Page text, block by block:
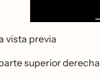
vista previa
superior derecha